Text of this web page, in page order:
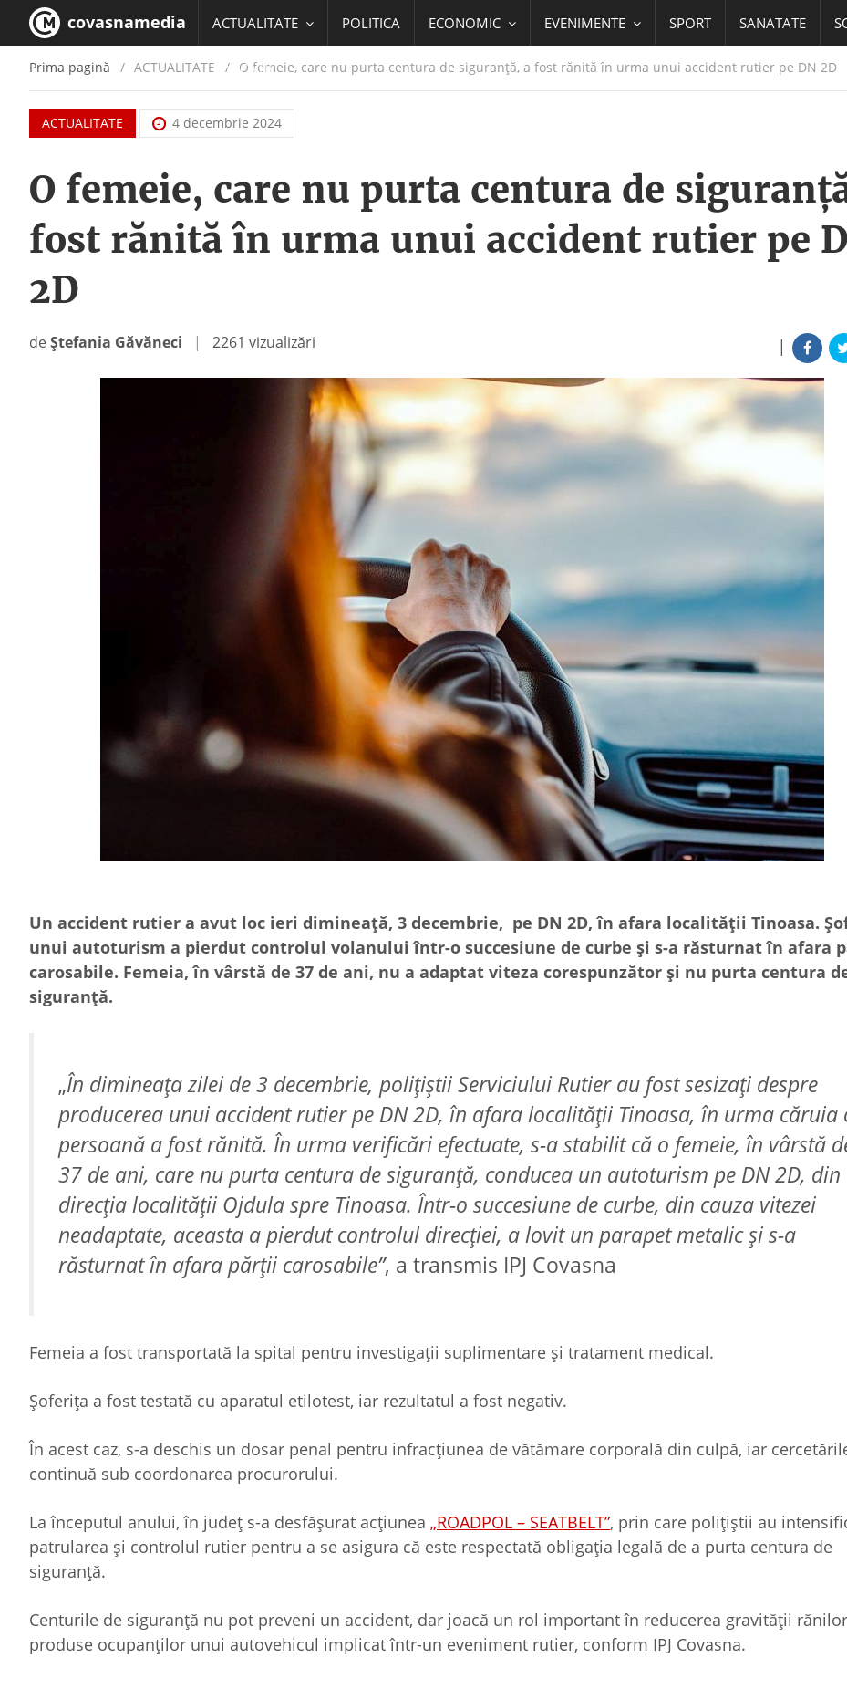
covasnamedia ACTUALITATE POLITICA ECONOMIC EVENIMENTE SPORT SANATATE
EDUCATIE
Prima pagină ACTUALITATE / O femeie, care nu purta centura de siguranță, a fost rănită în urma unui accident rutier pe DN 2D
ACTUALITATE 4 decembrie 2024
O femeie, care nu purta centura de
fost rănită în urma unui accident rutier pe
2D
|
deȘtefania Găvăneci | 2261 vizualizări
Un accident rutier a avut loc ieri dimineață, 3 decembrie, pe DN 2D, în afara localității Tinoasa.
unui autoturism a pierdut controlul volanului într-o succesiune de curbe și s-a răsturnat în afara
carosabile. Femeia, în vârstă de 37 de ani, nu a adaptat viteza corespunzător și nu purta centura
siguranță.
„În dimineața zilei de 3 decembrie, polițiștii Serviciului Rutier au fost sesizați despre
producerea unui accident rutier pe DN 2D, în afara localității Tinoasa, în urma căruia
persoană a fost rănită. În urma verificări efectuate, s-a stabilit că o femeie, în vârstă
37 de ani, care nu purta centura de siguranță, conducea un autoturism pe DN 2D, din
direcția localității Ojdula spre Tinoasa. Într-o succesiune de curbe, din cauza vitezei
neadaptate, aceasta a pierdut controlul direcției, a lovit un parapet metalic și s-a
răsturnat în afara părții carosabile”, a transmis IPJ Covasna
Femeia a fost transportată la spital pentru investigații suplimentare și tratament medical.
Șoferița a fost testată cu aparatul etilotest, iar rezultatul a fost negativ.
În acest caz, s-a deschis un dosar penal pentru infracțiunea de vătămare corporală din culpă, iar
continuă sub coordonarea procurorului.
La începutul anului, în județ s-a desfășurat acțiunea „ROADPOL – SEATBELT”, prin care poliţiştii au
patrularea și controlul rutier pentru a se asigura că este respectată obligația legală de a purta centura de
siguranță.
Centurile de siguranţă nu pot preveni un accident, dar joacă un rol important în reducerea gravităţii rănilor
produse ocupanţilor unui autovehicul implicat într-un eveniment rutier, conform IPJ Covasna.